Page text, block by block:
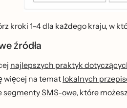
kroki 1–4 dla każdego kraju, w
źródła
najlepszych praktyk
więcej na temat lokalnych
segmenty SMS-owe, które